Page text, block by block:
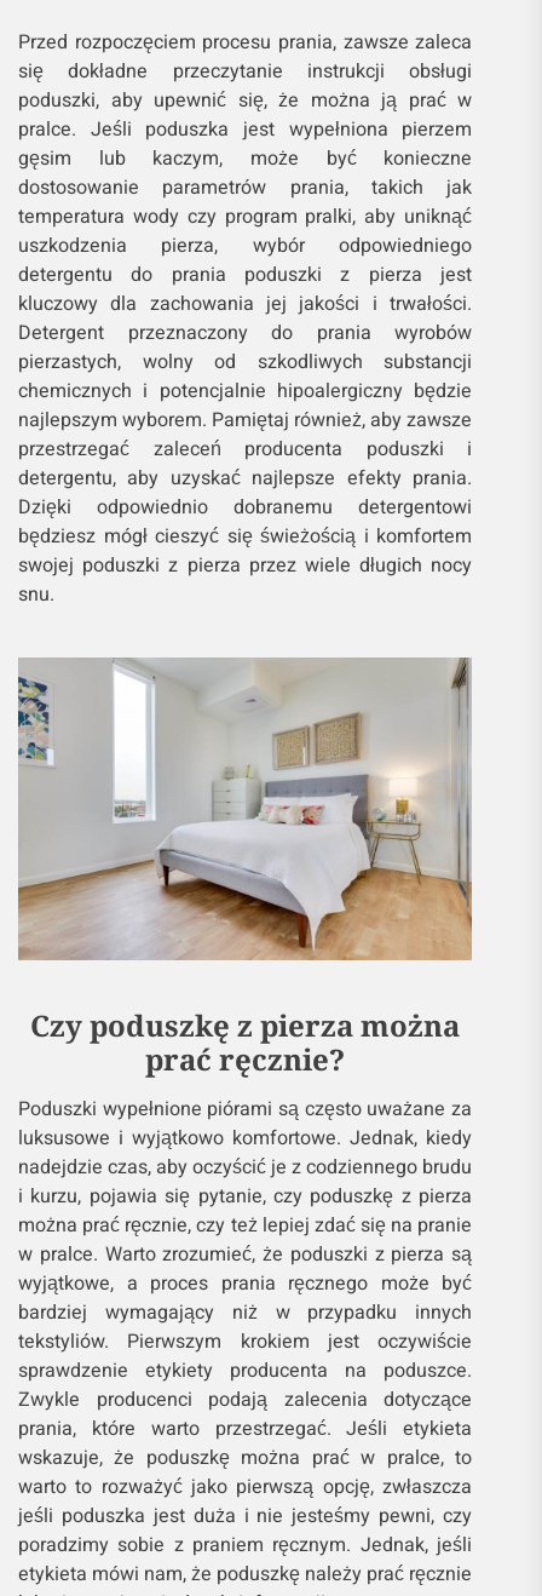
Przed rozpoczęciem procesu prania, zawsze zaleca
się dokładne przeczytanie instrukcji obsługi
poduszki, aby upewnić się, że można ją prać w
pralce. Jeśli poduszka jest wypełniona pierzem
gęsim lub kaczym, może być konieczne
dostosowanie parametrów prania, takich jak
temperatura wody czy program pralki, aby uniknąć
uszkodzenia pierza, wybór odpowiedniego
detergentu do prania poduszki z pierza jest
kluczowy dla zachowania jej jakości i trwałości.
Detergent przeznaczony do prania wyrobów
pierzastych, wolny od szkodliwych substancji
chemicznych i potencjalnie hipoalergiczny będzie
najlepszym wyborem. Pamiętaj również, aby zawsze
przestrzegać zaleceń producenta poduszki i
detergentu, aby uzyskać najlepsze efekty prania.
Dzięki odpowiednio dobranemu detergentowi
będziesz mógł cieszyć się świeżością i komfortem
swojej poduszki z pierza przez wiele długich nocy
snu.
Czy poduszkę z pierza można
prać ręcznie?
Poduszki wypełnione piórami są często uważane za
luksusowe i wyjątkowo komfortowe. Jednak, kiedy
nadejdzie czas, aby oczyścić je z codziennego brudu
i kurzu, pojawia się pytanie, czy poduszkę z pierza
można prać ręcznie, czy też lepiej zdać się na pranie
w pralce. Warto zrozumieć, że poduszki z pierza są
wyjątkowe, a proces prania ręcznego może być
bardziej wymagający niż w przypadku innych
tekstyliów. Pierwszym krokiem jest oczywiście
sprawdzenie etykiety producenta na poduszce.
Zwykle producenci podają zalecenia dotyczące
prania, które warto przestrzegać. Jeśli etykieta
wskazuje, że poduszkę można prać w pralce, to
warto to rozważyć jako pierwszą opcję, zwłaszcza
jeśli poduszka jest duża i nie jesteśmy pewni, czy
poradzimy sobie z praniem ręcznym. Jednak, jeśli
etykieta mówi nam, że poduszkę należy prać ręcznie